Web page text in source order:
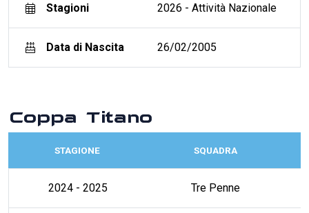
Stagioni 2026 - Attività Nazionale
Data di Nascita 26/02/2005
Coppa Titano
STAGIONE SQUADRA
2024 - 2025 Tre Penne